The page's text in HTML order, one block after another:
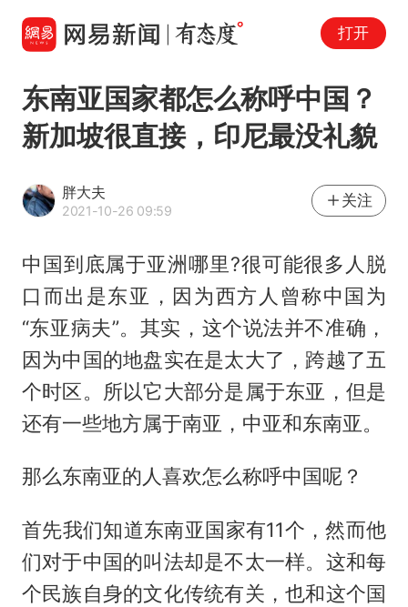
打开
东南亚国家都怎么称呼中国？
新加坡很直接，印尼最没礼貌
胖大夫
2021-10-26 09:59
关注
中国到底属于亚洲哪里?很可能很多人脱
口而出是东亚，因为西方人曾称中国为
“东亚病夫”。其实，这个说法并不准确，
因为中国的地盘实在是太大了，跨越了五
个时区。所以它大部分是属于东亚，但是
还有一些地方属于南亚，中亚和东南亚。
那么东南亚的人喜欢怎么称呼中国呢？
首先我们知道东南亚国家有11个，然而他
们对于中国的叫法却是不太一样。这和每
个民族自身的文化传统有关，也和这个国